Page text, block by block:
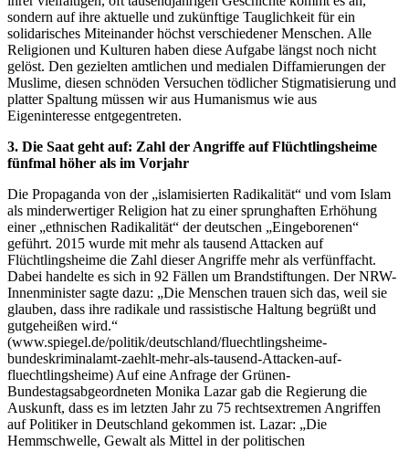
sondern auf ihre aktuelle und zukünftige Tauglichkeit für ein
solidarisches Miteinander höchst verschiedener Menschen. Alle
Religionen und Kulturen haben diese Aufgabe längst noch nicht
gelöst. Den gezielten amtlichen und medialen Diffamierungen der
Muslime, diesen schnöden Versuchen tödlicher Stigmatisierung und
platter Spaltung müssen wir aus Humanismus wie aus
Eigeninteresse entgegentreten.
3. Die Saat geht auf: Zahl der Angriffe auf Flüchtlingsheime
fünfmal höher als im Vorjahr
Die Propaganda von der „islamisierten Radikalität“ und vom Islam
als minderwertiger Religion hat zu einer sprunghaften Erhöhung
einer „ethnischen Radikalität“ der deutschen „Eingeborenen“
geführt. 2015 wurde mit mehr als tausend Attacken auf
Flüchtlingsheime die Zahl dieser Angriffe mehr als verfünffacht.
Dabei handelte es sich in 92 Fällen um Brandstiftungen. Der NRW-
Innenminister sagte dazu: „Die Menschen trauen sich das, weil sie
glauben, dass ihre radikale und rassistische Haltung begrüßt und
gutgeheißen wird.“
(www.spiegel.de/politik/deutschland/fluechtlingsheime-
bundeskriminalamt-zaehlt-mehr-als-tausend-Attacken-auf-
fluechtlingsheime) Auf eine Anfrage der Grünen-
Bundestagsabgeordneten Monika Lazar gab die Regierung die
Auskunft, dass es im letzten Jahr zu 75 rechtsextremen Angriffen
auf Politiker in Deutschland gekommen ist. Lazar: „Die
Hemmschwelle, Gewalt als Mittel in der politischen